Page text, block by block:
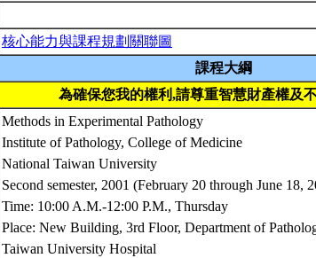
核心能力與課程規劃關聯圖
課程大綱
為確保您我的權利,請尊重智慧財產權及
Methods in Experimental Pathology
Institute of Pathology, College of Medicine
National Taiwan University
Second semester, 2001 (February 20 through June 18,
Time: 10:00 A.M.-12:00 P.M., Thursday
Place: New Building, 3rd Floor, Department of
Taiwan University Hospital